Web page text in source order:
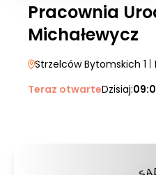
Pracownia
Michałewycz
Strzelców Bytomskich 1 | 1
Teraz otwarteDzisiaj: